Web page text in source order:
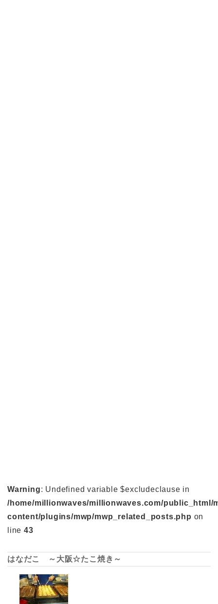
Warning: Undefined variable $excludeclause in
/home/millionwaves/millionwaves.com/public_html/
content/plugins/mwp/mwp_related_posts.php on
line 43
はなだこ ～大阪☆たこ焼き～